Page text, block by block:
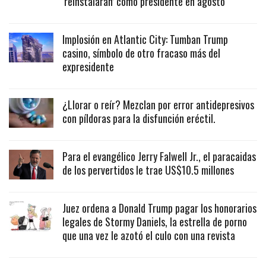
Implosión en Atlantic City: Tumban Trump
casino, símbolo de otro fracaso más del
expresidente
¿Llorar o reír? Mezclan por error antidepresivos
con píldoras para la disfunción eréctil.
Para el evangélico Jerry Falwell Jr., el paracaidas
de los pervertidos le trae US$10.5 millones
Juez ordena a Donald Trump pagar los honorarios
legales de Stormy Daniels, la estrella de porno
que una vez le azotó el culo con una revista